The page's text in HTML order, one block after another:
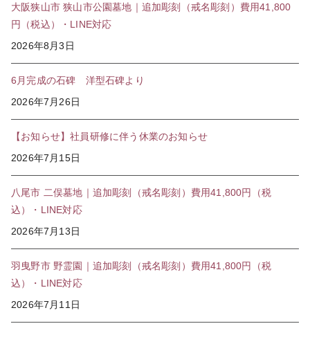
大阪狭山市 狭山市公園墓地｜追加彫刻（戒名彫刻）費用41,800
円（税込）・LINE対応
2026年8月3日
6月完成の石碑 洋型石碑より
2026年7月26日
【お知らせ】社員研修に伴う休業のお知らせ
2026年7月15日
八尾市 二俣墓地｜追加彫刻（戒名彫刻）費用41,800円（税
込）・LINE対応
2026年7月13日
羽曳野市 野霊園｜追加彫刻（戒名彫刻）費用41,800円（税
込）・LINE対応
2026年7月11日